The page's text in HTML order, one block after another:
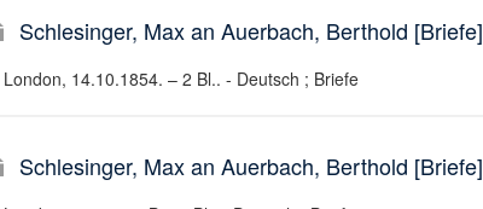
Schlesinger, Max an Auerbach, Berthold [Briefe]
London, 14.10.1854. – 2 Bl.. - Deutsch ; Briefe
Schlesinger, Max an Auerbach, Berthold [Briefe]